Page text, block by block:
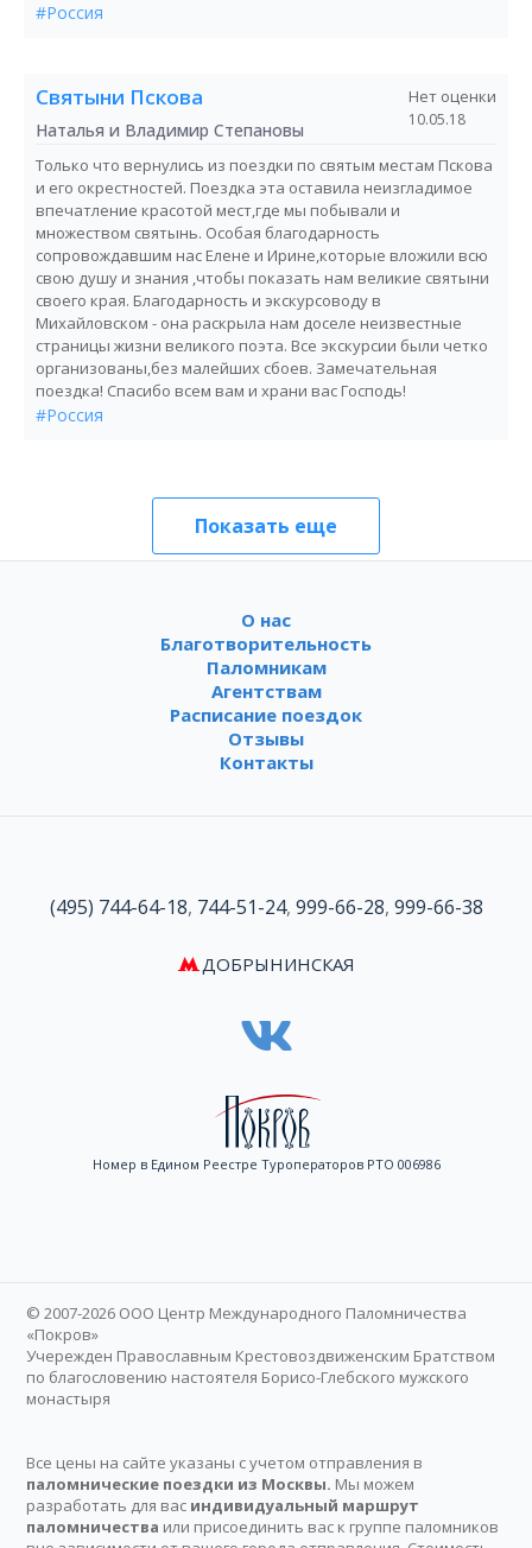
#Россия
Святыни Пскова
Наталья и Владимир Степановы
Нет оценки
10.05.18
Только что вернулись из поездки по святым местам Пскова
и его окрестностей. Поездка эта оставила неизгладимое
впечатление красотой мест,где мы побывали и
множеством святынь. Особая благодарность
сопровождавшим нас Елене и Ирине,которые вложили всю
свою душу и знания ,чтобы показать нам великие святыни
своего края. Благодарность и экскурсоводу в
Михайловском - она раскрыла нам доселе неизвестные
страницы жизни великого поэта. Все экскурсии были четко
организованы,без малейших сбоев. Замечательная
поездка! Спасибо всем вам и храни вас Господь!
#Россия
Показать еще
О нас
Благотворительность
Паломникам
Агентствам
Расписание поездок
Отзывы
Контакты
(495) 744-64-18, 744-51-24, 999-66-28, 999-66-38
ДОБРЫНИНСКАЯ
Номер в Едином Реестре Туроператоров РТО 006986
© 2007-2026 ООО Центр Международного Паломничества
«Покров»
Учережден Православным Крестовоздвиженским Братством
по благословению настоятеля Борисо-Глебского мужского
монастыря
Все цены на сайте указаны с учетом отправления в
паломнические поездки из Москвы. Мы можем
разработать для вас индивидуальный маршрут
паломничества или присоединить вас к группе паломников